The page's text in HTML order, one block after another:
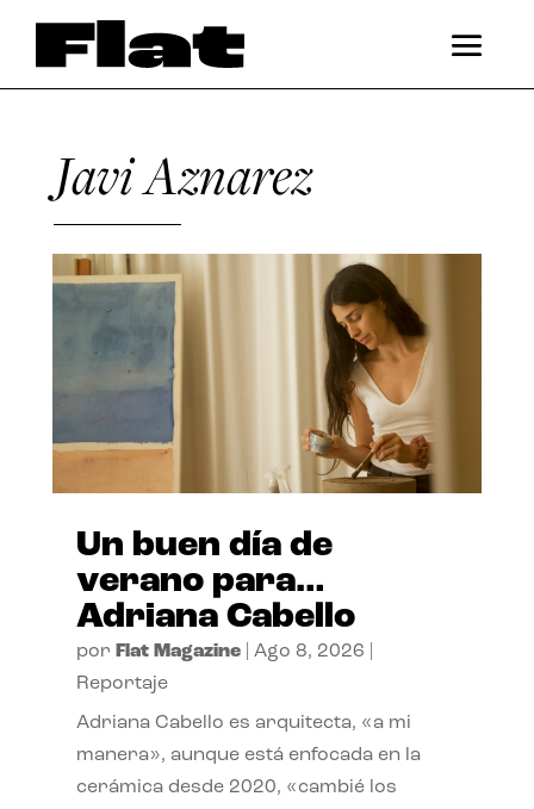
Javi Aznarez
Un buen día de
verano para…
Adriana Cabello
por Flat Magazine| Ago 8, 2026
Reportaje
Adriana Cabello es arquitecta, «a mi
manera», aunque está enfocada en la
cerámica desde 2020, «cambié los